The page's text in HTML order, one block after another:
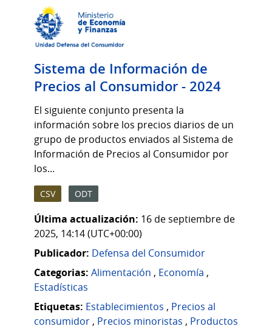
Sistema de Información de
Precios al Consumidor - 2024
El siguiente conjunto presenta la
información sobre los precios diarios de un
grupo de productos enviados al Sistema de
Información de Precios al Consumidor por
los...
CSV ODT
Última actualización: 16 de septiembre de
2025, 14:14 (UTC+00:00)
Publicador: Defensa del Consumidor
Categorias: Alimentación , Economía ,
Estadísticas
Etiquetas: Establecimientos , Precios al
consumidor , Precios minoristas , Productos